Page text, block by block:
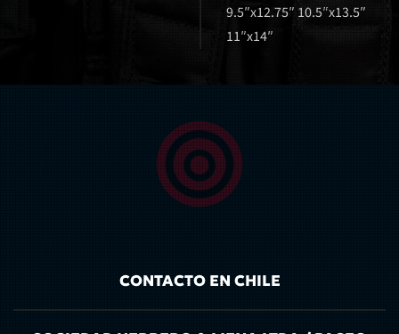
9.5″x12.75″ 10.5″x13.5″
11″x14″
CONTACTO EN CHILE